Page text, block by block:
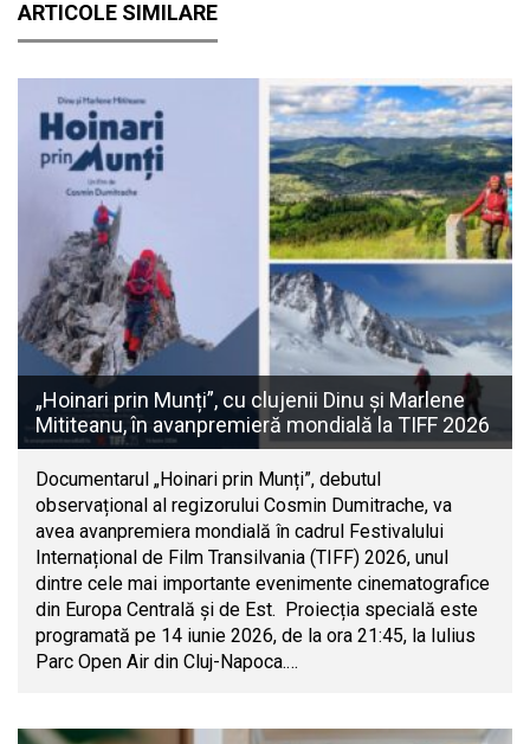
ARTICOLE SIMILARE
„Hoinari prin Munți”, cu clujenii Dinu și Marlene
Mititeanu, în avanpremieră mondială la TIFF 2026
Documentarul „Hoinari prin Munți”, debutul
observațional al regizorului Cosmin Dumitrache, va
avea avanpremiera mondială în cadrul Festivalului
Internațional de Film Transilvania (TIFF) 2026, unul
dintre cele mai importante evenimente cinematografice
din Europa Centrală și de Est. Proiecția specială este
programată pe 14 iunie 2026, de la ora 21:45, la Iulius
Parc Open Air din Cluj-Napoca.…